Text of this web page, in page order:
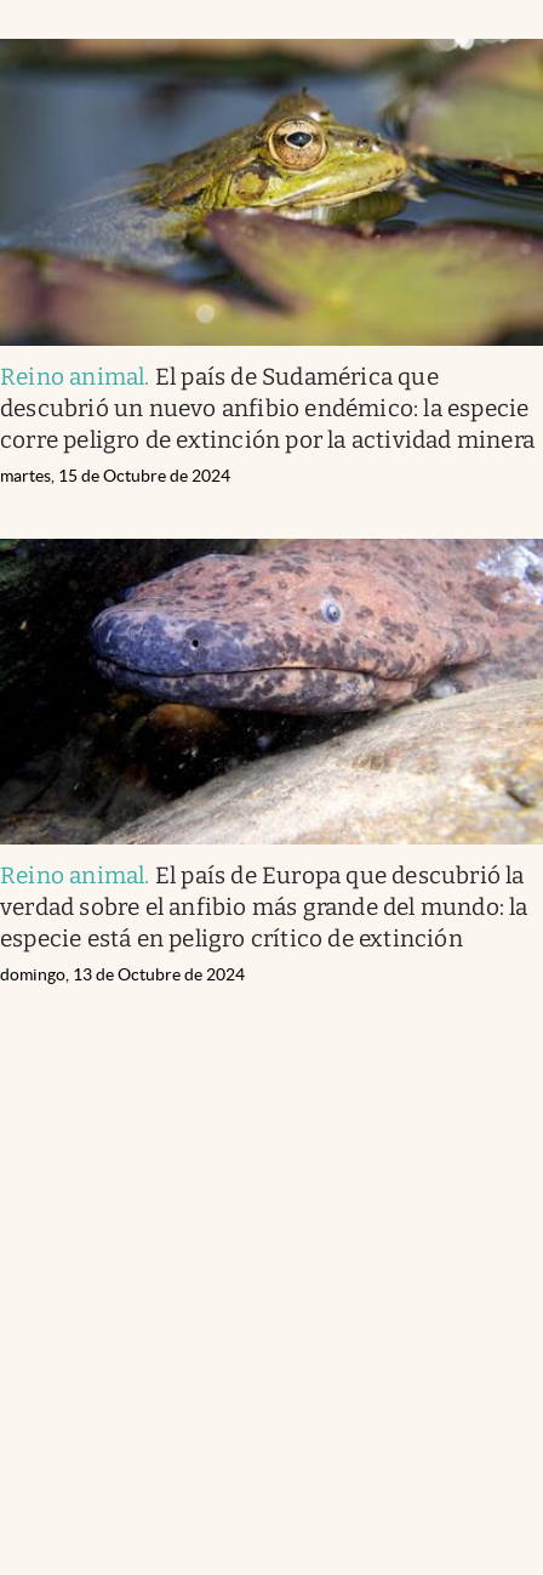
Reino animal. El país de Sudamérica que
descubrió un nuevo anfibio endémico: la especie
corre peligro de extinción por la actividad minera
martes, 15 de Octubre de 2024
Reino animal. El país de Europa que descubrió la
verdad sobre el anfibio más grande del mundo: la
especie está en peligro crítico de extinción
domingo, 13 de Octubre de 2024